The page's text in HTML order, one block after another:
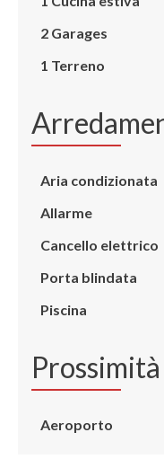
2 Garages
1 Terreno
Aria condizionata
Allarme
Cancello elettrico
Porta blindata
Piscina
Prossimità
Aeroporto